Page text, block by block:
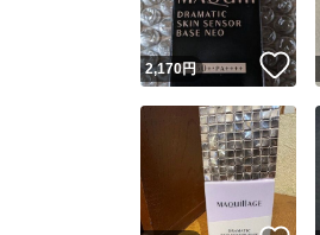
2,170円 い